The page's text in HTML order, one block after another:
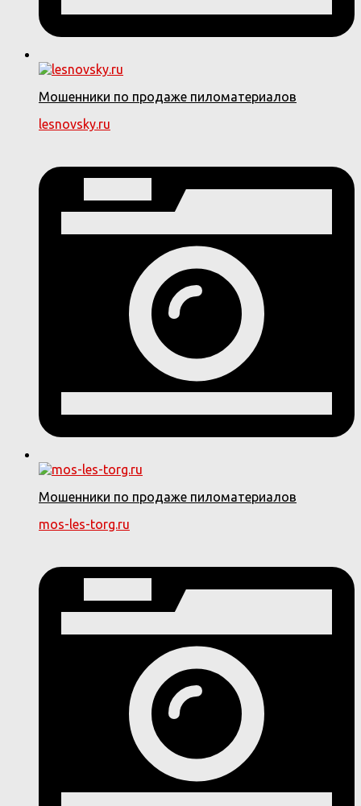
Мошенники по продаже пиломатериалов
lesnovsky.ru
Мошенники по продаже пиломатериалов
mos-les-torg.ru